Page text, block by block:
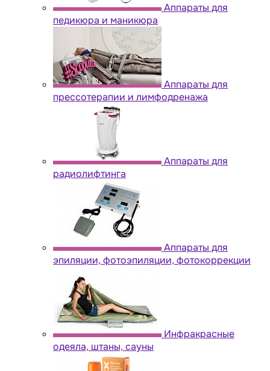
Аппараты для
педикюра и маникюра
Аппараты для
прессотерапии и лимфодренажа
Аппараты для
радиолифтинга
Аппараты для
эпиляции, фотоэпиляции, фотокоррекции
Инфракрасные
одеяла, штаны, сауны